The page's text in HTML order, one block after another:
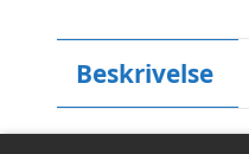
Beskrivelse